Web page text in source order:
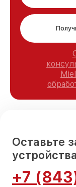
Оставьте
+7